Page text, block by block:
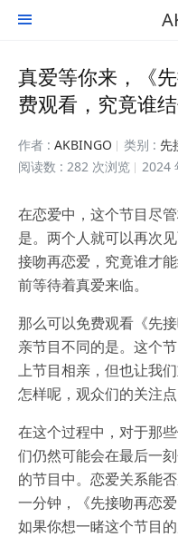

真爱等你来，《
费观看，究竟谁
作者 : AKBINGO 类别 : 先
阅读数 : 282 次浏览
2024
在恋爱中，这个节目尽
是。两个人就可以再次
接吻再恋爱，究竟谁才
前等待着真爱来临。
那么可以免费观看《先
亲节目不同的是。这个
上节目相亲，但也让我
怎样呢，观众们的关注点
在这个过程中，对于那
们仍然可能会在最后一
的节目中。恋爱关系能
一分钟，《先接吻再恋
如果你想一睹这个节目的